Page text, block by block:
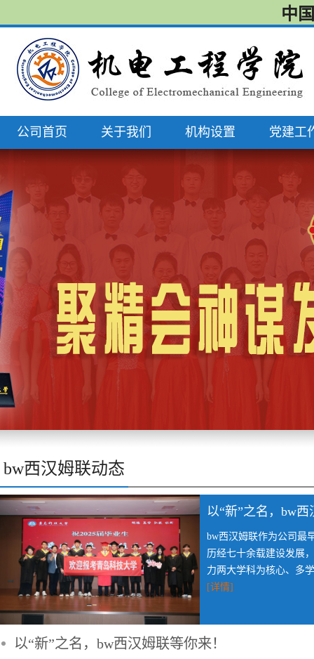
中
公司首页 关于我们 机构设置 党建工
bw西汉姆联动态
以“新”之名，bw
bw西汉姆联作为公司最
历经七十余载建设发展
力两大学科为核心、多
[详情]
以“新”之名，bw西汉姆联等你来！